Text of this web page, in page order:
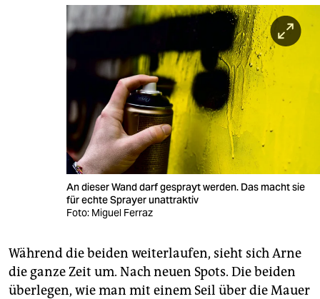
An dieser Wand darf gesprayt werden. Das macht sie
für echte Sprayer unattraktiv
Foto: Miguel Ferraz
Während die beiden weiterlaufen, sieht sich Arne
die ganze Zeit um. Nach neuen Spots. Die beiden
überlegen, wie man mit einem Seil über die Mauer